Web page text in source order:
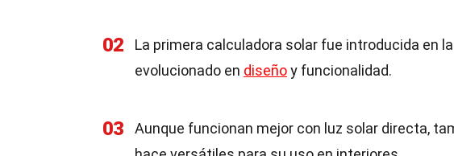
02
La primera calculadora solar fue introducida en
evolucionado en diseñoy funcionalidad.
03 Aunque funcionan mejor con luz solar directa,